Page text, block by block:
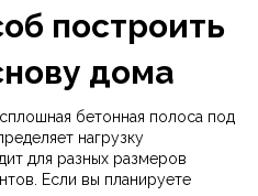
построить
дома
бетонная полоса под
нагрузку
для разных размеров
Если вы планируете